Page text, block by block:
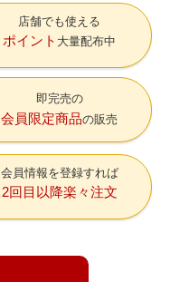
店舗でも使える
ポイント 大量配布中
即完売の
会員限定商品の販売
会員情報を登録すれば
2回目以降楽々注文